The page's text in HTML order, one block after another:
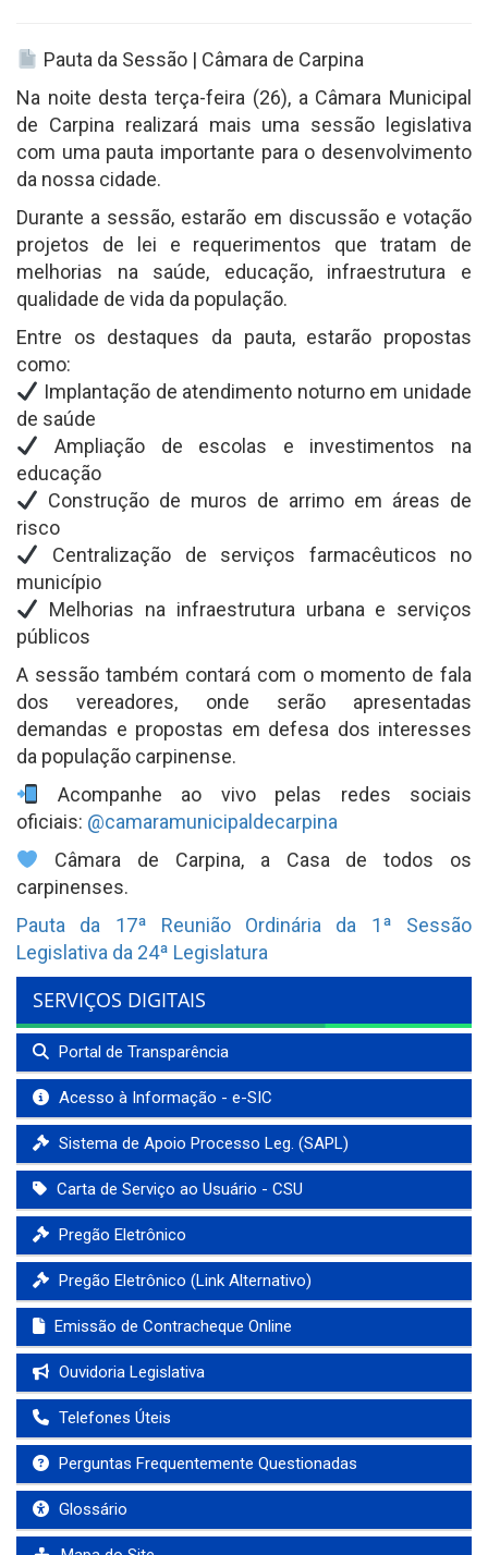
Pauta da Sessão | Câmara de Carpina
Na noite desta terça-feira (26), a Câmara Municipal
de Carpina realizará mais uma sessão legislativa
com uma pauta importante para o desenvolvimento
da nossa cidade.
Durante a sessão, estarão em discussão e votação
projetos de lei e requerimentos que tratam de
melhorias na saúde, educação, infraestrutura e
qualidade de vida da população.
Entre os destaques da pauta, estarão propostas
como:
Implantação de atendimento noturno em unidade
de saúde
Ampliação de escolas e investimentos na
educação
Construção de muros de arrimo em áreas de
risco
Centralização de serviços farmacêuticos no
município
Melhorias na infraestrutura urbana e serviços
públicos
A sessão também contará com o momento de fala
dos vereadores, onde serão apresentadas
demandas e propostas em defesa dos interesses
da população carpinense.
Acompanhe ao vivo pelas redes sociais
oficiais: @camaramunicipaldecarpina
Câmara de Carpina, a Casa de todos os
carpinenses.
Pauta da 17ª Reunião Ordinária da 1ª Sessão
Legislativa da 24ª Legislatura
SERVIÇOS DIGITAIS
Portal de Transparência
Acesso à Informação - e-SIC
Sistema de Apoio Processo Leg. (SAPL)
Carta de Serviço ao Usuário - CSU
Pregão Eletrônico
Pregão Eletrônico (Link Alternativo)
Emissão de Contracheque Online
Ouvidoria Legislativa
Telefones Úteis
Perguntas Frequentemente Questionadas
Glossário